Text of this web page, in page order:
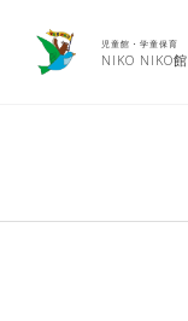
児童館・学童保育
NIKO NIKO館